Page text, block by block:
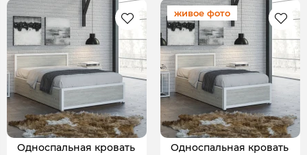
Односпальная кровать
живое фото
Односпальная кровать